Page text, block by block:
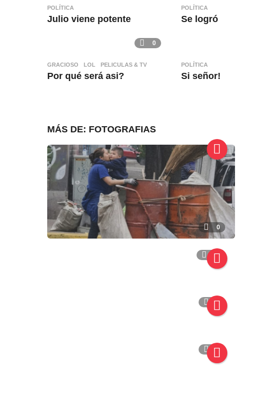
POLÍTICA
Julio viene potente
POLÍTICA
Se logró
0
GRACIOSO ,LOL ,PELICULAS & TV
Por qué será asi?
POLÍTICA
Si señor!
MÁS DE: FOTOGRAFIAS
0
-1
0
4